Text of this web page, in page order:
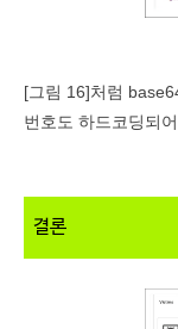
[그림 16]처럼
번호도 하드코딩되
결론